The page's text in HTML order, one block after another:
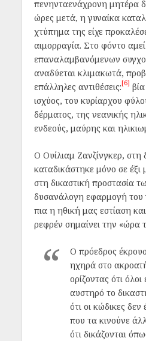
πενηνταενάχρονη μητέρα
ώρες μετά, η γυναίκα
χτύπημα της είχε
αιμορραγία. Στο φόντο
επαναλαμβανόμενων
αναδύεται κλιμακωτά,
επάλληλες αντιθέσεις:[6]
ισχύος, του κυρίαρχου
δέρματος, της νεανικής
ενδεούς, μαύρης και
Ο Ουίλιαμ Ζανζίνγκερ, στη
καταδικάστηκε μόνο σε έξι
στη δικαστική προστασία
δυσανάλογη εφαρμογή του
πια η ηθική μας εστίαση
ρεφρέν σημαίνει την «ώρα
Ο πρόεδρος
ηχηρά στο
ορίζοντας ότι όλοι
αυστηρό το
ότι οι κώδικες
που τα κινούνε
ότι δικάζονται